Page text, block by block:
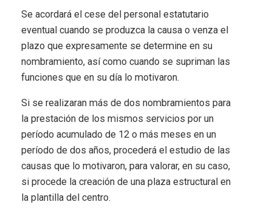
Se acordará el cese del personal estatutario
eventual cuando se produzca la causa o venza el
plazo que expresamente se determine en su
nombramiento, así como cuando se supriman las
funciones que en su día lo motivaron.
Si se realizaran más de dos nombramientos para
la prestación de los mismos servicios por un
período acumulado de 12 o más meses en un
período de dos años, procederá el estudio de las
causas que lo motivaron, para valorar, en su caso,
si procede la creación de una plaza estructural en
la plantilla del centro.